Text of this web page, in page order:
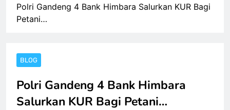
Polri Gandeng 4 Bank Himbara Salurkan KUR Bagi
Petani…
BLOG
Polri Gandeng 4 Bank Himbara
Salurkan KUR Bagi Petani…